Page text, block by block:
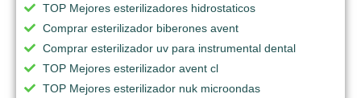
TOP Mejores esterilizadores hidrostaticos
Comprar esterilizador biberones avent
Comprar esterilizador uv para instrumental dental
TOP Mejores esterilizador avent cl
TOP Mejores esterilizador nuk microondas